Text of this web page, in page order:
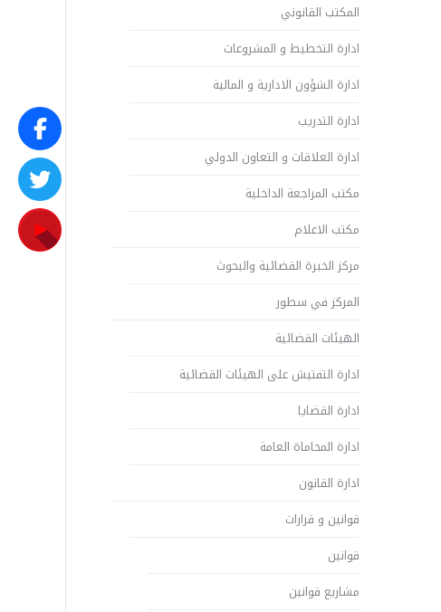
المكتب القانوني
ادارة التخطيط و المشروعات
ادارة الشؤون الادارية و المالية
ادارة التدريب
ادارة العلاقات و التعاون الدولي
مكتب المراجعة الداخلية
مكتب الاعلام
مركز الخبرة القضائية والبحوث
المركز في سطور
الهيئات القضائية
ادارة التفتيش على الهيئات القضائية
ادارة القضايا
ادارة المحاماة العامة
ادارة القانون
قوانين و قرارات
قوانين
مشاريع قوانين